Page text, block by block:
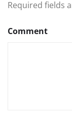
Required fields
Comment